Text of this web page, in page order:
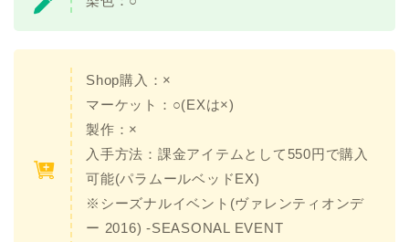
Shop購入：×
マーケット：○(EXは×)
製作：×
入手方法：課金アイテムとして550円で購入
可能(パラムールベッドEX)
※シーズナルイベント(ヴァレンティオンデ
ー 2016) -SEASONAL EVENT